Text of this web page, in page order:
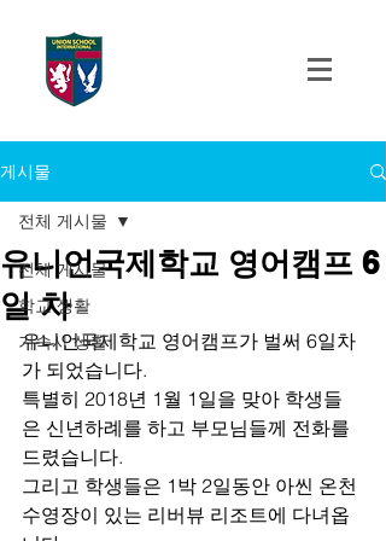
게시물
전체 게시물
학교 생활
기숙사 생활
전체 게시물
유니언국제학교 영어캠프 6
일 차
유니언국제학교 영어캠프가 벌써 6일차
가 되었습니다.
특별히 2018년 1월 1일을 맞아 학생들
은 신년하례를 하고 부모님들께 전화를
드렸습니다.
그리고 학생들은 1박 2일동안 아씬 온천
수영장이 있는 리버뷰 리조트에 다녀옵